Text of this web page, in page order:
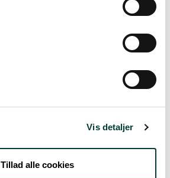
Vis detaljer
Tillad alle cookies
spredt skydække